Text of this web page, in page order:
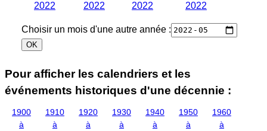
2022
2022
2022
2022
Choisir un mois d'une autre année :
Pour afficher les calendriers et les
événements historiques d'une décennie :
1900
à
1910
à
1920
à
1930
à
1940
à
1950
à
1960
à